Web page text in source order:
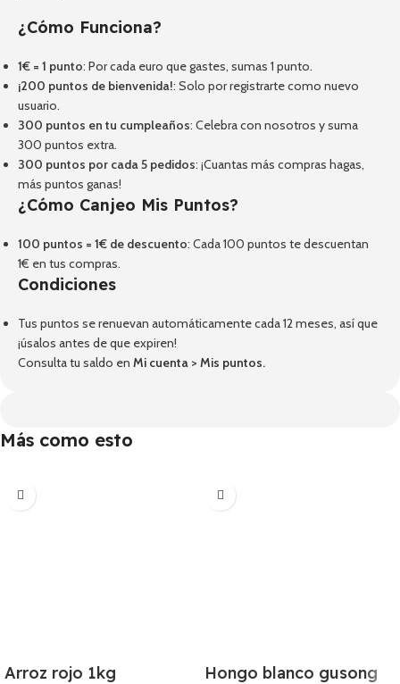
¿Cómo Funciona?
1€ = 1 punto: Por cada euro que gastes, sumas 1 punto.
¡200 puntos de bienvenida!: Solo por registrarte como nuevo
usuario.
300 puntos en tu cumpleaños: Celebra con nosotros y suma
300 puntos extra.
300 puntos por cada 5 pedidos: ¡Cuantas más compras hagas,
más puntos ganas!
¿Cómo Canjeo Mis Puntos?
100 puntos = 1€ de descuento: Cada 100 puntos te descuentan
1€ en tus compras.
Condiciones
Tus puntos se renuevan automáticamente cada 12 meses, así que
¡úsalos antes de que expiren!
Consulta tu saldo en Mi cuenta > Mis puntos.
Más como esto
Arroz rojo 1kg
Hongo blanco gusong